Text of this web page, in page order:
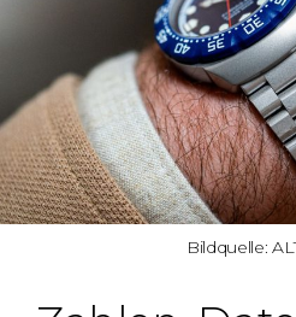
Bildquelle: